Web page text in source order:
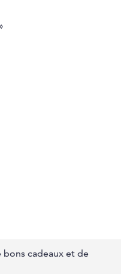
bons cadeaux et de